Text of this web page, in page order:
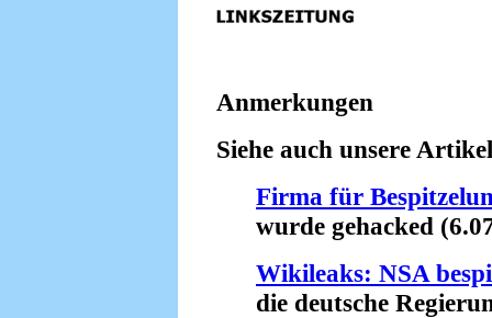
Anmerkungen
Siehe auch unsere
Firma für
wurde gehacked
Wikileaks: NSA
die deutsche